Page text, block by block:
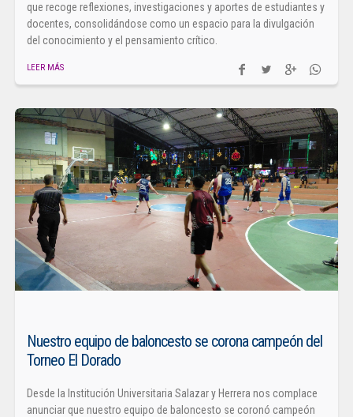
que recoge reflexiones, investigaciones y aportes de estudiantes y
docentes, consolidándose como un espacio para la divulgación
del conocimiento y el pensamiento crítico.
LEER MÁS
Nuestro equipo de baloncesto se corona campeón del
Torneo El Dorado
Desde la Institución Universitaria Salazar y Herrera nos complace
anunciar que nuestro equipo de baloncesto se coronó campeón